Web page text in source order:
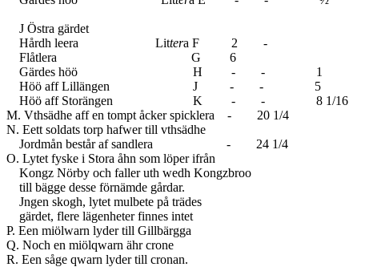
J Östra gärdet
Hårdh leera Littera F 2 -
Flåtlera G 6
Gärdes höö H - - 1
Höö aff Lillängen J - - 5
Höö aff Storängen K - - 8 1/16
M. Vthsädhe aff en tompt åcker spicklera - 20 1/4
N. Eett soldats torp hafwer till vthsädhe
Jordmån består af sandlera - 24 1/4
O. Lytet fyske i Stora åhn som löper ifrån
Kongz Nörby och faller uth wedh Kongzbroo
till bägge desse förnämde gårdar.
Jngen skogh, lytet mulbete på trädes
gärdet, flere lägenheter finnes intet
P. Een miölwarn lyder till Gillbärgga
Q. Noch en miölqwarn ähr crone
R. Een såge qwarn lyder till cronan.